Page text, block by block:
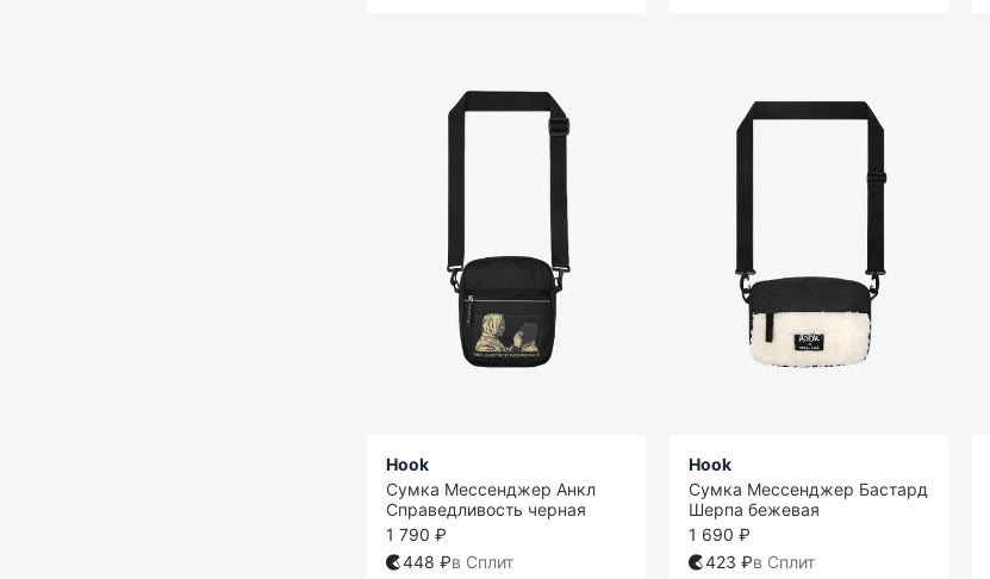
Hook
Сумка Мессенджер Анкл
Справедливость черная
1 790 ₽
448 ₽в Сплит
Hook
Сумка Мессенджер Бастард
Шерпа бежевая
1 690 ₽
423 ₽в Сплит